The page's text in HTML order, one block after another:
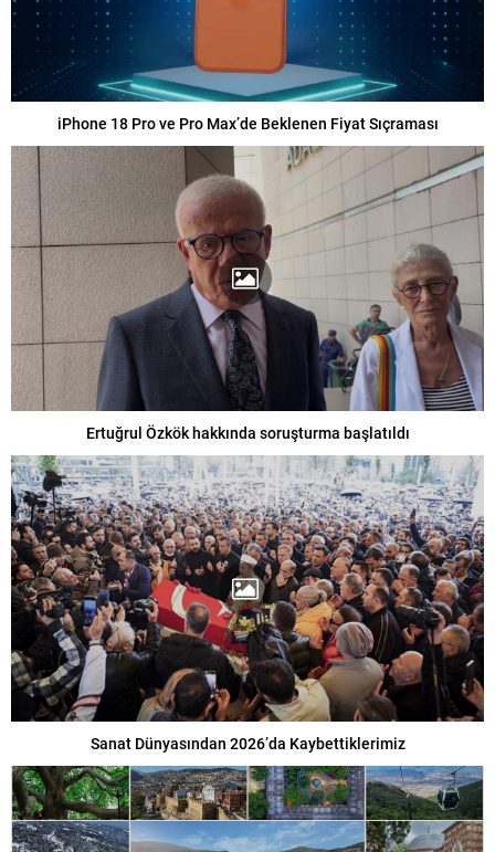
iPhone 18 Pro ve Pro Max’de Beklenen Fiyat Sıçraması
Ertuğrul Özkök hakkında soruşturma başlatıldı
Sanat Dünyasından 2026’da Kaybettiklerimiz